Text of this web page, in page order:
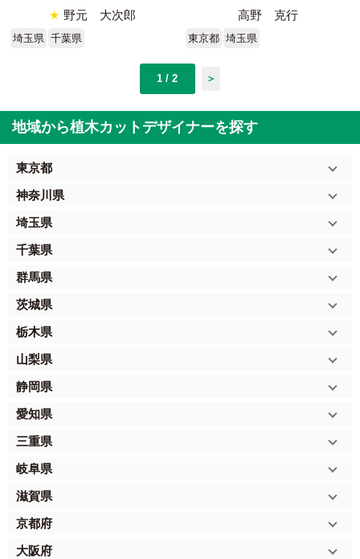
★ 野元 大次郎
埼玉県 千葉県
高野 克行
東京都 埼玉県
1 / 2 ＞
地域から植木カットデザイナーを探す
東京都
神奈川県
埼玉県
千葉県
群馬県
茨城県
栃木県
山梨県
静岡県
愛知県
三重県
岐阜県
滋賀県
京都府
大阪府